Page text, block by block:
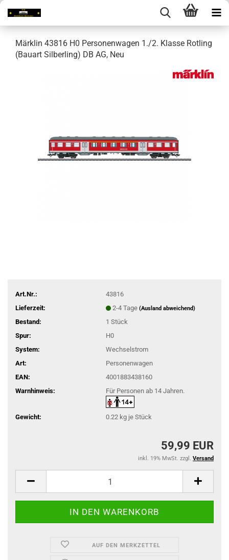
Märklin 43816 H0 Personenwagen 1./2. Klasse Rotling
(Bauart Silberling) DB AG, Neu
Art.Nr.:
43816
Lieferzeit:
2-4 Tage (Ausland abweichend)
Bestand: 1 Stück
Spur:
H0
System:
Wechselstrom
Art:
Personenwagen
EAN:
4001883438160
Warnhinweis:
Für Personen ab 14 Jahren.
Gewicht: 0.22kg je Stück
59,99 EUR
inkl. 19% MwSt. zzgl. Versand
AUF DEN MERKZETTEL